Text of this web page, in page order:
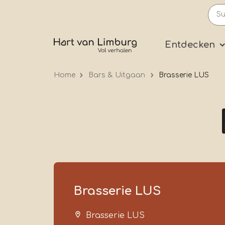
Entdecken
Home Bars & Uitgaan Brasserie LUS
Brasserie LUS
Brasserie LUS